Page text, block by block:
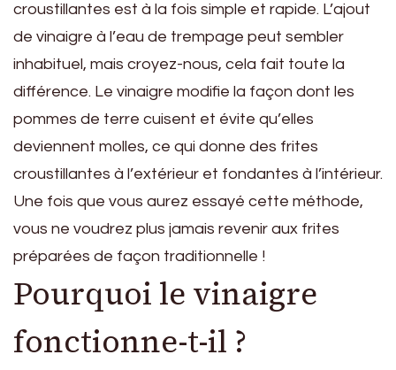
croustillantes est à la fois simple et rapide. L’ajout
de vinaigre à l’eau de trempage peut sembler
inhabituel, mais croyez-nous, cela fait toute la
différence. Le vinaigre modifie la façon dont les
pommes de terre cuisent et évite qu’elles
deviennent molles, ce qui donne des frites
croustillantes à l’extérieur et fondantes à l’intérieur.
Une fois que vous aurez essayé cette méthode,
vous ne voudrez plus jamais revenir aux frites
préparées de façon traditionnelle !
Pourquoi le vinaigre
fonctionne-t-il ?